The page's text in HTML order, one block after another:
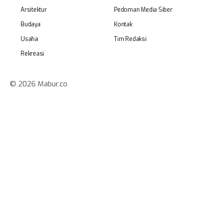
Arsitektur
Budaya
Usaha
Rekreasi
Pedoman Media Siber
Kontak
Tim Redaksi
© 2026 Mabur.co